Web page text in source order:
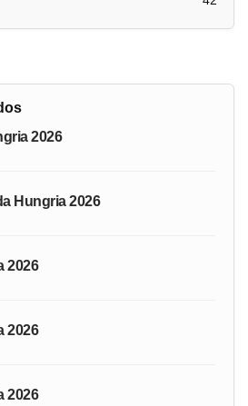
2026
Hungria 2026
2026
2026
2026